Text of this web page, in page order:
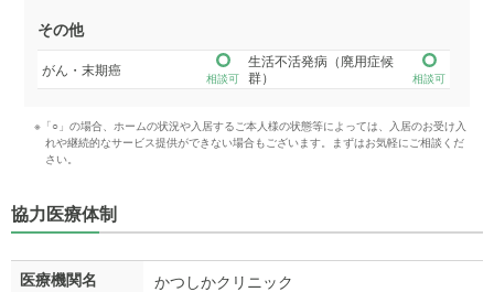
その他
がん・末期癌
相談可
生活不活発病（廃用症候
群）
相談可
※「○」の場合、ホームの状況や入居するご本人様の状態等によっては、入居のお受け入
れや継続的なサービス提供ができない場合もございます。まずはお気軽にご相談くだ
さい。
協力医療体制
医療機関名 かつしかクリニック